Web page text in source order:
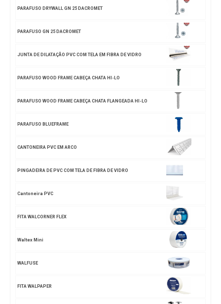
PARAFUSO DRYWALL GN 25 DACROMET
PARAFUSO GN 25 DACROMET
JUNTA DE DILATAÇÃO PVC COM TELA EM FIBRA DE VIDRO
PARAFUSO WOOD FRAME CABEÇA CHATA HI-LO
PARAFUSO WOOD FRAME CABEÇA CHATA FLANGEADA HI-LO
PARAFUSO BLUEFRAME
CANTONEIRA PVC EM ARCO
PINGADEIRA DE PVC COM TELA DE FIBRA DE VIDRO
Cantoneira PVC
FITA WALCORNER FLEX
Waltex Mini
WALFUSE
FITA WALPAPER